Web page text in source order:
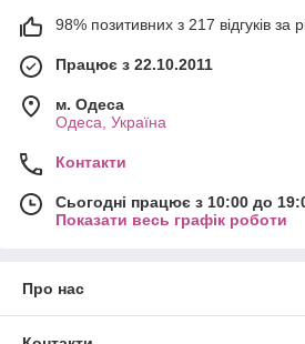
98% позитивних з 217 відгуків за
Працює з 22.10.2011
м. Одеса
Одеса, Україна
Контакти
Сьогодні працює з 10:00 до
Показати весь графік роботи
Про нас